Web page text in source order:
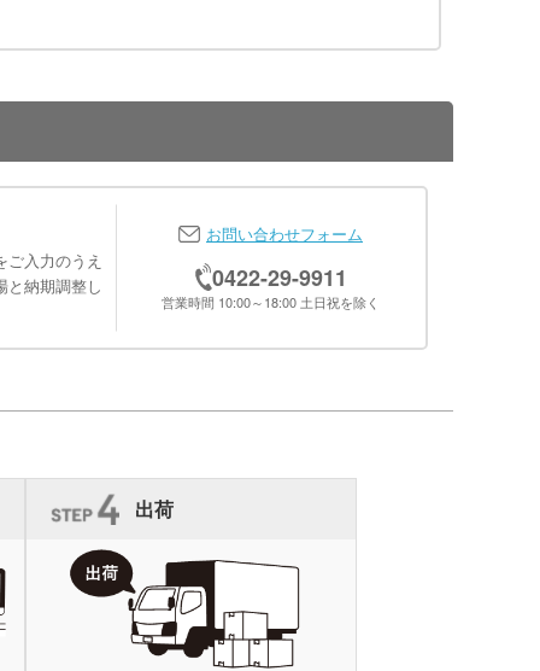
入力のうえ
と納期調整し
お問い合わせフォーム
0422-29-9911
営業時間 10:00～18:00 土日祝を除く
出荷